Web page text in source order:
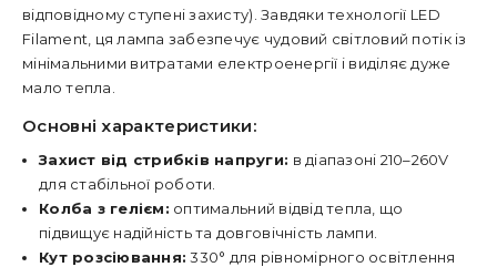
відповідному ступені захисту). Завдяки технології LED
Filament, ця лампа забезпечує чудовий світловий потік із
мінімальними витратами електроенергії і виділяє дуже
мало тепла.
Основні характеристики:
Захист від стрибків напруги: в діапазоні 210–260V
для стабільної роботи.
Колба з гелієм: оптимальний відвід тепла, що
підвищує надійність та довговічність лампи.
Кут розсіювання: 330° для рівномірного освітлення